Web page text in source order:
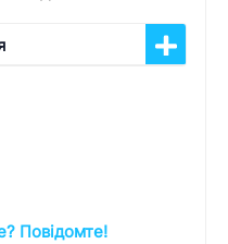
Повідомте!